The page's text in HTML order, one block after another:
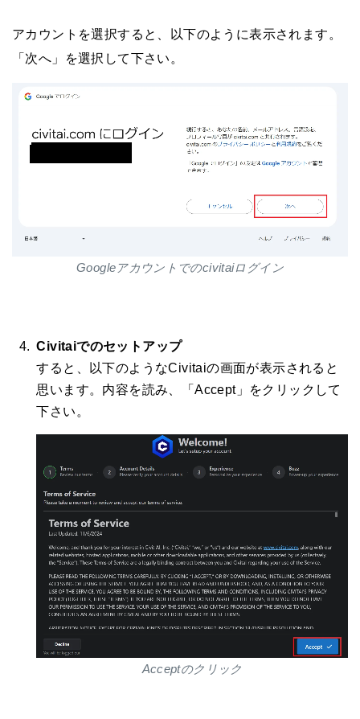
アカウントを選択すると、以下のように表示されます。
「次へ」を選択して下さい。
Googleアカウントでのcivitaiログイン
Civitaiでのセットアップ
すると、以下のようなCivitaiの画面が表示されると
思います。内容を読み、「Accept」をクリックして
下さい。
Acceptのクリック